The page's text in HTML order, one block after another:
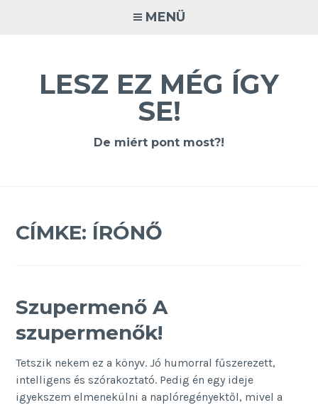
MENÜ
LESZ EZ MÉG ÍGY
SE!
De miért pont most?!
CÍMKE: ÍRÓNŐ
Szupermenő A
szupermenők!
Tetszik nekem ez a könyv. Jó humorral fűszerezett,
intelligens és szórakoztató. Pedig én egy ideje
igyekszem elmenekülni a naplóregényektől, mivel a